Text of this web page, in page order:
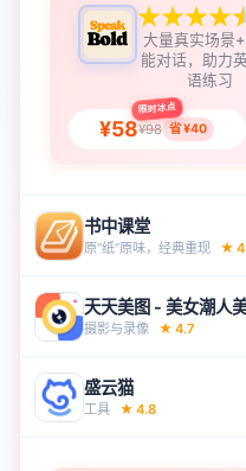
大量真实场景
能对话，助力英
语练习
限时冰点
¥58¥98 省 ¥40
书中课堂
原“纸”原味，经典重‪现‬ ★
天天美图 - 美女潮人
摄影与录像 ★ 4.7
盛云猫
工具 ★ 4.8